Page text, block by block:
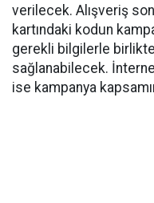
verilecek. Alışveriş
kartındaki kodun
gerekli bilgilerle
sağlanabilecek.
ise kampanya